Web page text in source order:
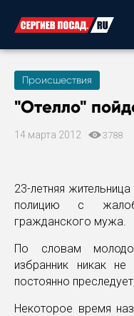
Происшествия
"Отелло"
14 марта 2012 3788
23-летняя
полицию с
гражданского мужа.
По словам
избранник никак
постоянно
Некоторое время